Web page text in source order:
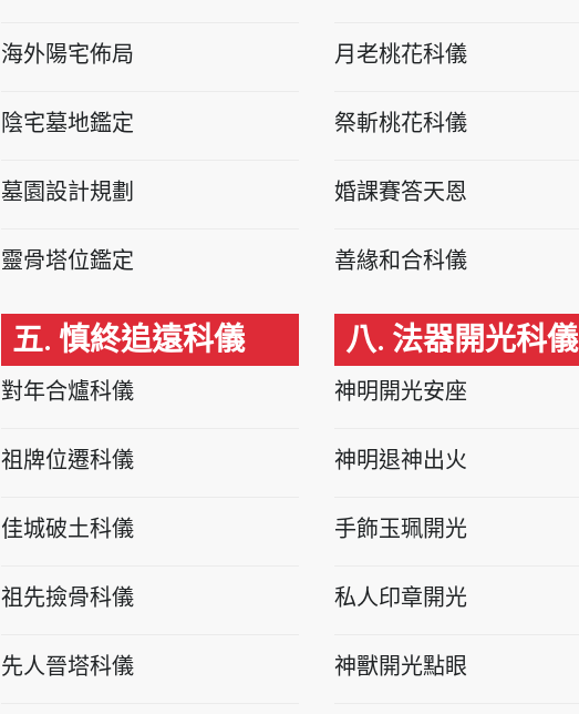
海外陽宅佈局
陰宅墓地鑑定
墓園設計規劃
靈骨塔位鑑定
五. 慎終追遠科儀
對年合爐科儀
祖牌位遷科儀
佳城破土科儀
祖先撿骨科儀
先人晉塔科儀
月老桃花科儀
祭斬桃花科儀
婚課賽答天恩
善緣和合科儀
八. 法器開光科儀
神明開光安座
神明退神出火
手飾玉珮開光
私人印章開光
神獸開光點眼